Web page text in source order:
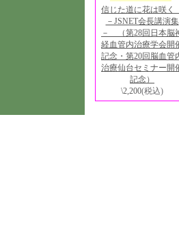
信じた道に花は咲
－JSNET会長講演集
－ （第28回日本脳
経血管内治療学会開
記念・第20回脳血管
治療仙台セミナー開
記念）
\2,200(税込)